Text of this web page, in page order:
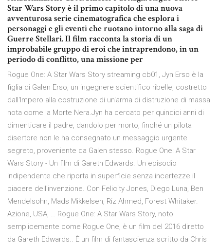
Star Wars Story è il primo capitolo di una nuova
avventurosa serie cinematografica che esplora i
personaggi e gli eventi che ruotano intorno alla saga di
Guerre Stellari. Il film racconta la storia di un
improbabile gruppo di eroi che intraprendono, in un
periodo di conflitto, una missione per
Rogue One: A Star Wars Story streaming cb01, Jyn Erso è la
figlia di Galen Erso, un ingegnere scientifico ribelle, costretto
dall'Impero alla costruzione di un'arma di distruzione di massa
nota come la Morte Nera.Jyn ha cercato per quindici anni di
dimenticare il padre, dandolo per morto, finché un pilota
disertore non le ha consegnato un messaggio urgente
segreto, proveniente da Galen stesso. Rogue One: A Star
Wars Story - Un film di Gareth Edwards. Un episodio
indipendente che riporta in superficie senza incertezze il
piacere dell'invenzione. Con Felicity Jones, Diego Luna, Ben
Mendelsohn, Mads Mikkelsen, Riz Ahmed, Forest Whitaker.
Azione, USA, … Rogue One: A Star Wars Story, noto
semplicemente come Rogue One, è un film del 2016 diretto
da Gareth Edwards.. È un film di fantascienza scritto da Chris